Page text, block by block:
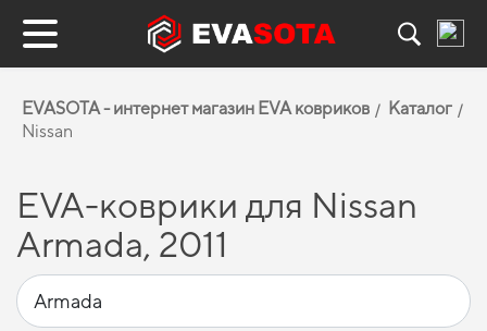
EVASOTA - интернет магазин EVA ковриков
Каталог
Nissan
EVA-коврики для Nissan
Armada, 2011